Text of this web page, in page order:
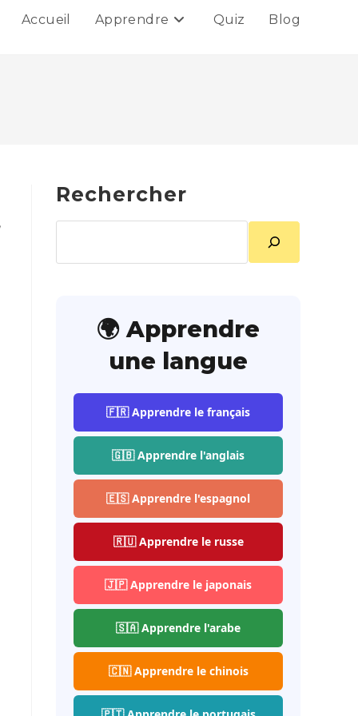
Accueil Apprendre Quiz Blog
Rechercher
🌍 Apprendre
une langue
🇫🇷 Apprendre le français
🇬🇧 Apprendre l'anglais
🇪🇸 Apprendre l'espagnol
🇷🇺 Apprendre le russe
🇯🇵 Apprendre le japonais
🇸🇦 Apprendre l'arabe
🇨🇳 Apprendre le chinois